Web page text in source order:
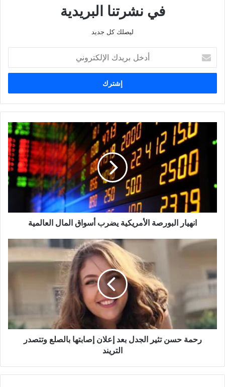
في نشرتنا البريدية
ليصلك كل جديد
بريدك
الإلكتروني
البورصة
الأمريكية
العالمية
انهيار البورصة الأمريكية يضرب أسواق المال العالمية
رحمة
الجدل
بعد
إصابتها
بالصلع
وتتصدر
التريندرحمة حسن تثير الجدل بعد إعلان إصابتها بالصلع وتتصدر
التريند